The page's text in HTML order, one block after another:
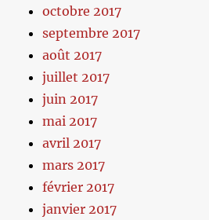
octobre 2017
septembre 2017
août 2017
juillet 2017
juin 2017
mai 2017
avril 2017
mars 2017
février 2017
janvier 2017